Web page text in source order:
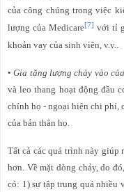
của công chúng trong việc
lượng của Medicare[7] với tỉ
khoản vay của sinh viên, v.v..
•Gia tăng lượng chảy vào
và leo thang hoạt động đầu
chính họ - ngoại hiện chi phí,
của bản thân họ.
Tất cả các quá trình này
hơn. Về mặt dòng chảy, do
có: 1) sự tập trung quá nhiều